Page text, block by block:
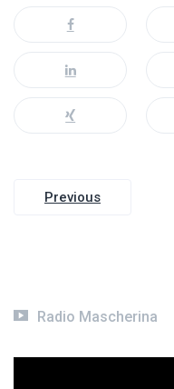
Navigazione
Previous
Radio Mascherina